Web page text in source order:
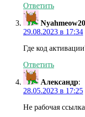
Ответить
Nyahmeow20
29.08.2023 в 17:34
Где код
Ответить
Александр:
28.05.2023 в 17:25
Не рабочая ссылка